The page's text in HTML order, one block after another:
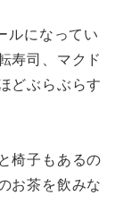
ルになってい
寿司、マクド
どぶらぶらす
椅子もあるの
お茶を飲みな